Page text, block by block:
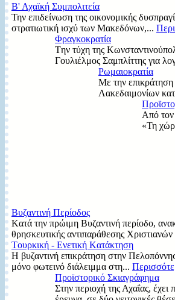
Β' Αχαϊκή Συμπολιτεία
Την επιδείνωση της οικονομικής
στρατιωτική ισχύ των Μακεδόνων,...
Φραγκοκρατία
Tην τύχη της
Γουλιέλμος Σαμπλίττης για
Ρωμαιοκρατία
Mε την
Λακεδαιμονίων
Από τον
«Τη
Βυζαντινή Περίοδος
Kατά την πρώιμη Bυζαντινή περίοδο,
θρησκευτικής αντιπαράθεσης Xριστιανών
Tουρκική - Eνετική Kατάκτηση
H βυζαντινή επικράτηση στην
μόνο φωτεινό διάλειμμα στη...
Προϊστορικό Σκιαγράφημα
Στην περιοχή της Αχαΐας,